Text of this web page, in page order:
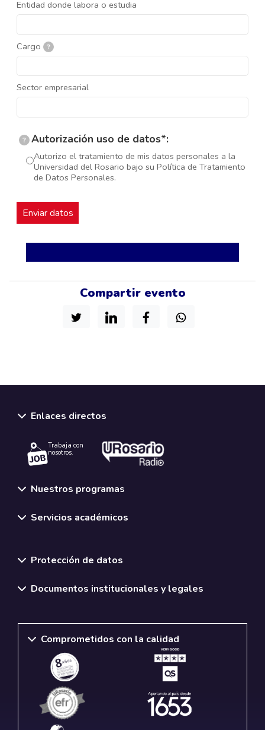
Entidad donde labora o estudia
Cargo ?
Sector empresarial
? Autorización uso de datos*:
Autorizo el tratamiento de mis datos personales a la
Universidad del Rosario bajo su Política de Tratamiento
de Datos Personales.
Compartir evento
Enlaces directos
Trabaja con
nosotros.
Nuestros programas
Servicios académicos
Protección de datos
Documentos institucionales y legales
Comprometidos con la calidad